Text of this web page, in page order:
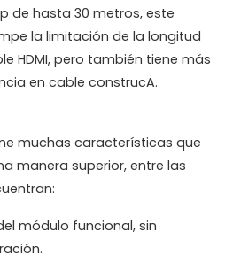
de hasta 30 metros, este
la limitación de la longitud
HDMI, pero también tiene más
en cable construcA.
muchas características que
manera superior, entre las
módulo funcional, sin